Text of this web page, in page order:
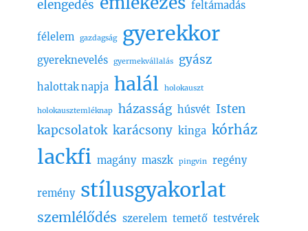
elengedés feltámadás
félelem gazdagság gyerekkor
gyereknevelés gyermekvállalás gyász
halottak napja halál holokauszt
holokausztemléknap házasság húsvét Isten
kapcsolatok karácsony kinga kórház
lackfi magány maszk pingvin regény
remény stílusgyakorlat
szemlélődés szerelem temető testvérek